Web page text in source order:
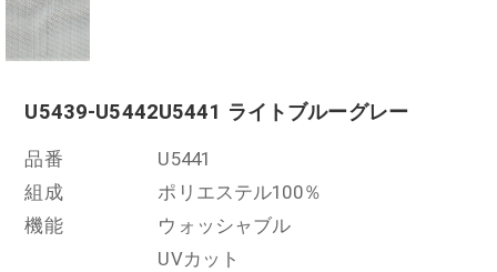
U5439-U5442U5441 ライトブルーグレー
品番
U5441
組成
ポリエステル100％
機能
ウォッシャブル
UVカット